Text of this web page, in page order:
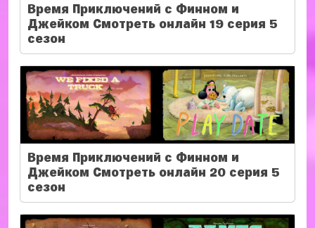
Время Приключений с Финном и
Джейком Смотреть онлайн 19 серия 5
сезон
Время Приключений с Финном и
Джейком Смотреть онлайн 20 серия 5
сезон